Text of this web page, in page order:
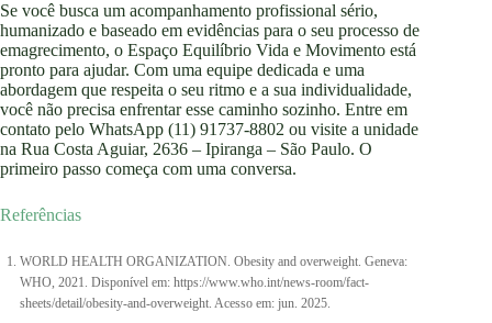
Se você busca um acompanhamento profissional sério,
humanizado e baseado em evidências para o seu processo de
emagrecimento, o Espaço Equilíbrio Vida e Movimento está
pronto para ajudar. Com uma equipe dedicada e uma
abordagem que respeita o seu ritmo e a sua individualidade,
você não precisa enfrentar esse caminho sozinho. Entre em
contato pelo WhatsApp (11) 91737-8802 ou visite a unidade
na Rua Costa Aguiar, 2636 – Ipiranga – São Paulo. O
primeiro passo começa com uma conversa.
Referências
WORLD HEALTH ORGANIZATION. Obesity and overweight. Geneva:
WHO, 2021. Disponível em: https://www.who.int/news-room/fact-
sheets/detail/obesity-and-overweight. Acesso em: jun. 2025.